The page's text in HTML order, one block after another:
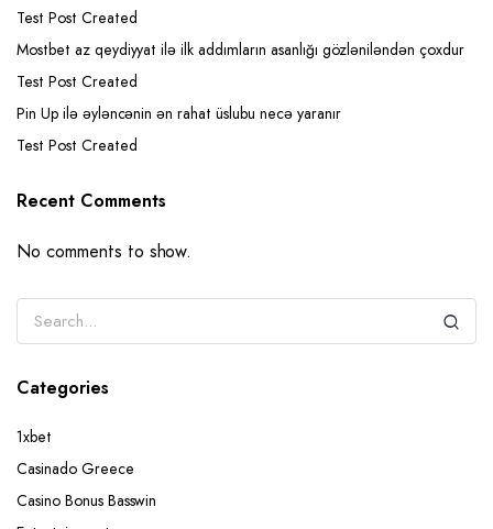
Test Post Created
Mostbet az qeydiyyat ilə ilk addımların asanlığı gözləniləndən çoxdur
Test Post Created
Pin Up ilə əyləncənin ən rahat üslubu necə yaranır
Test Post Created
Recent Comments
No comments to show.
Categories
1xbet
Casinado Greece
Casino Bonus Basswin